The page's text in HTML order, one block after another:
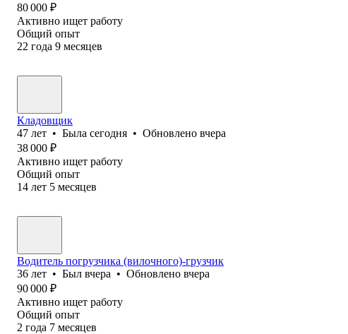
80 000 ₽
Активно ищет работу
Общий опыт
22 года 9 месяцев
Кладовщик
47 лет • Была сегодня • Обновлено вчера
38 000 ₽
Активно ищет работу
Общий опыт
14 лет 5 месяцев
Водитель погрузчика (вилочного)-грузчик
36 лет • Был вчера • Обновлено вчера
90 000 ₽
Активно ищет работу
Общий опыт
2 года 7 месяцев